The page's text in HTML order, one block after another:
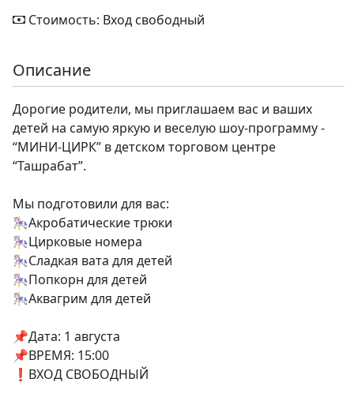
Стоимость: Вход свободный
Описание
Дорогие родители, мы приглашаем вас и ваших
детей на самую яркую и веселую шоу-программу -
“МИНИ-ЦИРК” в детском торговом центре
“Ташрабат”.
Мы подготовили для вас:
🎠Акробатические трюки
🎠Цирковые номера
🎠Сладкая вата для детей
🎠Попкорн для детей
🎠Аквагрим для детей
📌Дата: 1 августа
📌ВРЕМЯ: 15:00
❗️ВХОД СВОБОДНЫЙ